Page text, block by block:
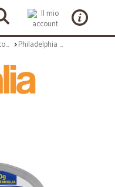
Formaggi confezionati Philadelphia classica gr.250